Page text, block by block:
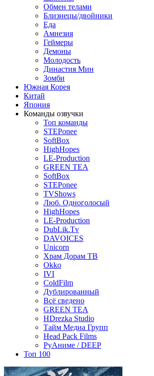
Обмен телами
Близнецы/двойники
Еда
Амнезия
Геймеры
Демоны
Молодость
Династия Мин
Зомби
Южная Корея
Китай
Япония
Команды озвучки
Топ команды
STEPonee
SoftBox
HighHopes
LE-Production
GREEN TEA
SoftBox
STEPonee
TVShows
Люб. Одноголосый
HighHopes
LE-Production
DubLik.Tv
DAVOICES
Unicorn
Храм Дорам ТВ
Okko
IVI
ColdFilm
Дублированный
Всё сведено
GREEN TEA
HDrezka Studio
Тайм Медиа Групп
Head Pack Films
РуАниме / DEEP
Топ 100